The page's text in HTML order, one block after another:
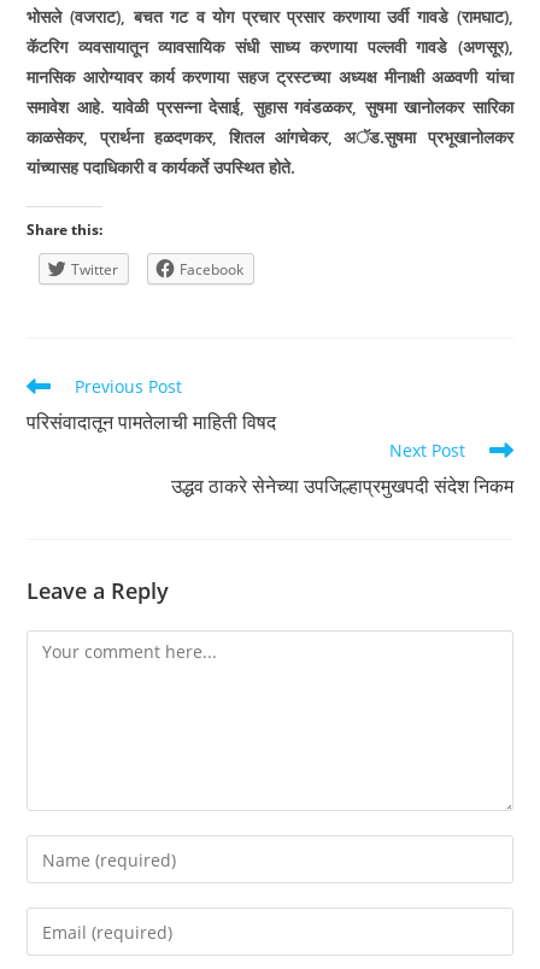
भोसले (वजराट), बचत गट व योग प्रचार प्रसार करणा­या उर्वी गावडे (रामघाट),
कॅटरिग व्यवसायातून व्यावसायिक संधी साध्य करणा­या पल्लवी गावडे (अणसूर),
मानसिक आरोग्यावर कार्य करणा­या सहज ट्रस्टच्या अध्यक्ष मीनाक्षी अळवणी यांचा
समावेश आहे. यावेळी प्रसन्ना देसाई, सुहास गवंडळकर, सुषमा खानोलकर सारिका
काळसेकर, प्रार्थना हळदणकर, शितल आंगचेकर, अॅड.सुषमा प्रभूखानोलकर
यांच्यासह पदाधिकारी व कार्यकर्ते उपस्थित होते.
Share this:
Twitter
Facebook
Read
more
articles
Previous Post
परिसंवादातून पामतेलाची माहिती विषद
Next Post
उद्धव ठाकरे सेनेच्या उपजिल्हाप्रमुखपदी संदेश निकम
Leave a Reply
Comment
Enter
your
name
Enter
your